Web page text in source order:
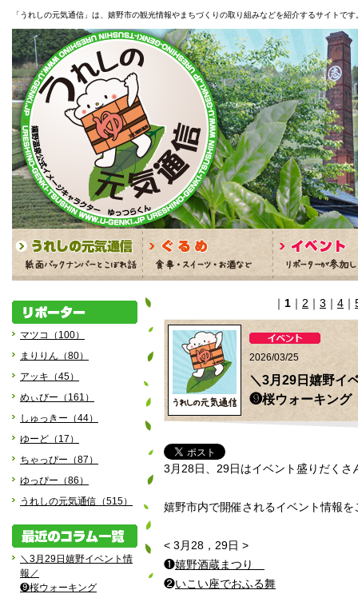
「うれしの元気通信」は、嬉野市の観光情報やまちづくりの取り組みなどを紹介するサイトです
マツコ（100）
まりりん（80）
アッキ（45）
めぃびー（161）
しゅっきー（44）
ゆーど（17）
ちゃっぴー（87）
ゆっぴー（86）
うれしの元気通信（515）
＼3月29日嬉野イベント情
報／
❾桜ウォーキング
｜ 1 ｜ 2 ｜ 3 ｜ 4 ｜
2026/03/25
＼3月29日嬉野イ
❾桜ウォーキング
3月28日、29日はイベント盛りだくさ
嬉野市内で開催されるイベント情報
< 3月28，29日 >
❶嬉野酒蔵まつり
❷いこい座でおふる舞